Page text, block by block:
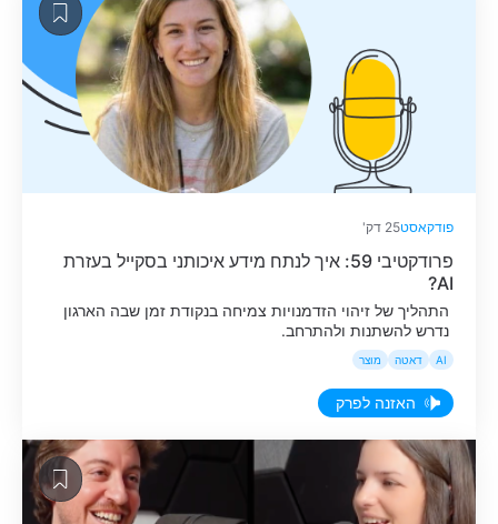
פודקאסט25 דק'
פרודקטיבי 59: איך לנתח מידע איכותני בסקייל בעזרת
AI?
התהליך של זיהוי הזדמנויות צמיחה בנקודת זמן שבה הארגון
נדרש להשתנות ולהתרחב.
AI דאטה מוצר
האזנה לפרק